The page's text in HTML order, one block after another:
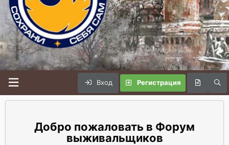
Вход Регистрация
Форум
выживальщиков